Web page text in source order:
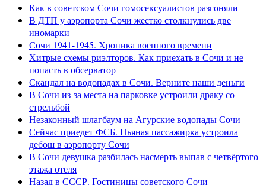
Как в советском Сочи гомосексуалистов разгоняли
В ДТП у аэропорта Сочи жестко столкнулись две
иномарки
Сочи 1941-1945. Хроника военного времени
Хитрые схемы риэлторов. Как приехать в Сочи и не
попасть в обсерватор
Скандал на водопадах в Сочи. Верните наши деньги
В Сочи из-за места на парковке устроили драку со
стрельбой
Незаконный шлагбаум на Агурские водопады Сочи
Сейчас приедет ФСБ. Пьяная пассажирка устроила
дебош в аэропорту Сочи
В Сочи девушка разбилась насмерть выпав с четвёртого
этажа отеля
Назад в СССР. Гостиницы советского Сочи